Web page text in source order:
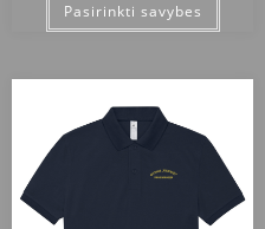
Pasirinkti savybes